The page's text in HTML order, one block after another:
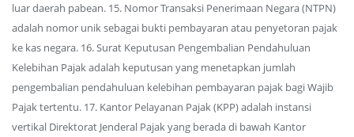
luar daerah pabean. 15. Nomor Transaksi Penerimaan Negara (NTPN)
adalah nomor unik sebagai bukti pembayaran atau penyetoran pajak
ke kas negara. 16. Surat Keputusan Pengembalian Pendahuluan
Kelebihan Pajak adalah keputusan yang menetapkan jumlah
pengembalian pendahuluan kelebihan pembayaran pajak bagi Wajib
Pajak tertentu. 17. Kantor Pelayanan Pajak (KPP) adalah instansi
vertikal Direktorat Jenderal Pajak yang berada di bawah Kantor